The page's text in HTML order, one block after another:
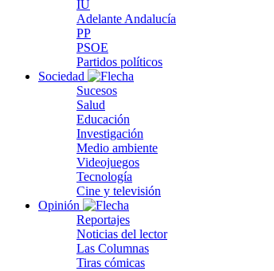
IU
Adelante Andalucía
PP
PSOE
Partidos políticos
Sociedad
Sucesos
Salud
Educación
Investigación
Medio ambiente
Videojuegos
Tecnología
Cine y televisión
Opinión
Reportajes
Noticias del lector
Las Columnas
Tiras cómicas